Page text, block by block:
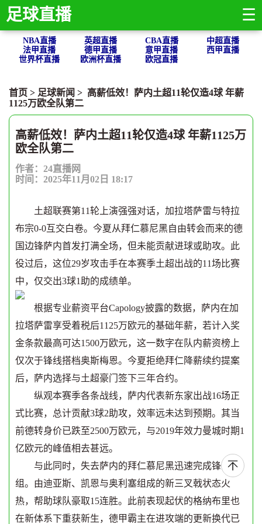
足球直播 ☰
NBA直播 英超直播 CBA直播
中超直播
法甲直播
德甲直播 意甲直播
西甲直播
世界杯直播
欧洲杯直播 欧冠直播
首页 > 足球新闻 > 高薪低效！萨内土超11轮仅造4球 年薪
1125万欧全队第二
高薪低效！萨内土超11轮仅造4球 年薪1125万
欧全队第二
作者：24直播网
时间：2025年11月02日 18:17
土超联赛第11轮上演强强对话，加拉塔萨雷与特拉
布宗0-0互交白卷。今夏从拜仁慕尼黑自由转会而来的德
国边锋萨内首发打满全场，但未能贡献进球或助攻。此
役过后，这位29岁攻击手在本赛季土超出战的11场比赛
中，仅交出3球1助的成绩单。
根据专业薪资平台Capology披露的数据，萨内在加
拉塔萨雷享受着税后1125万欧元的基础年薪，若计入奖
金条款最高可达1500万欧元，这一数字在队内薪资榜上
仅次于锋线搭档奥斯梅恩。今夏拒绝拜仁降薪续约提案
后，萨内选择与土超豪门签下三年合约。
纵观本赛季各条战线，萨内代表新东家出战16场正
式比赛，总计贡献3球2助攻，效率远未达到预期。其当
前德转身价已跌至2500万欧元，与2019年效力曼城时期1
亿欧元的峰值相去甚远。
与此同时，失去萨内的拜仁慕尼黑迅速完成锋线重
组。由迪亚斯、凯恩与奥利塞组成的新三叉戟状态火
热，帮助球队豪取15连胜。此前表现起伏的格纳布里也
在新体系下重获新生，德甲霸主在进攻端的更新换代已